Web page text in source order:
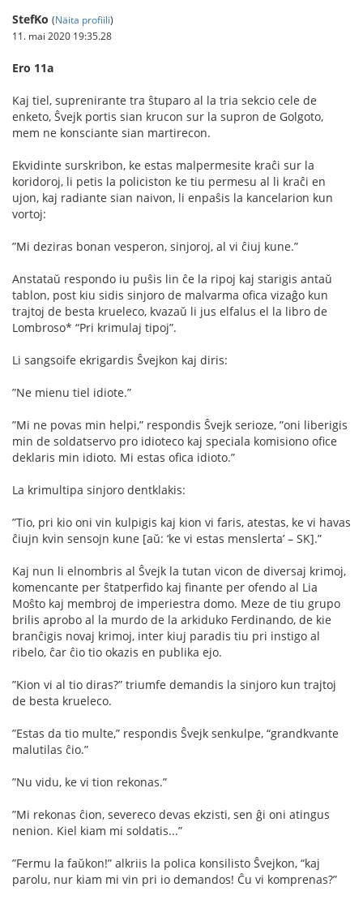
StefKo (Näita profiili)
11. mai 2020 19:35.28
Ero 11a
Kaj tiel, suprenirante tra ŝtuparo al la tria sekcio cele de
enketo, Ŝvejk portis sian krucon sur la supron de Golgoto,
mem ne konsciante sian martirecon.
Ekvidinte surskribon, ke estas malpermesite kraĉi sur la
koridoroj, li petis la policiston ke tiu permesu al li kraĉi en
ujon, kaj radiante sian naivon, li enpaŝis la kancelarion kun
vortoj:
”Mi deziras bonan vesperon, sinjoroj, al vi ĉiuj kune.”
Anstataŭ respondo iu puŝis lin ĉe la ripoj kaj starigis antaŭ
tablon, post kiu sidis sinjoro de malvarma oﬁca vizaĝo kun
trajtoj de besta krueleco, kvazaŭ li jus elfalus el la libro de
Lombroso* “Pri krimulaj tipoj”.
Li sangsoife ekrigardis Ŝvejkon kaj diris:
”Ne mienu tiel idiote.”
”Mi ne povas min helpi,” respondis Ŝvejk serioze, ”oni liberigis
min de soldatservo pro idioteco kaj speciala komisiono oﬁce
deklaris min idioto. Mi estas oﬁca idioto.”
La krimultipa sinjoro dentklakis:
”Tio, pri kio oni vin kulpigis kaj kion vi faris, atestas, ke vi havas
ĉiujn kvin sensojn kune [aŭ: ‘ke vi estas menslerta’ – SK].”
Kaj nun li elnombris al Ŝvejk la tutan vicon de diversaj krimoj,
komencante per ŝtatperﬁdo kaj ﬁnante per ofendo al Lia
Moŝto kaj membroj de imperiestra domo. Meze de tiu grupo
brilis aprobo al la murdo de la arkiduko Ferdinando, de kie
branĉigis novaj krimoj, inter kiuj paradis tiu pri instigo al
ribelo, ĉar ĉio tio okazis en publika ejo.
”Kion vi al tio diras?” triumfe demandis la sinjoro kun trajtoj
de besta krueleco.
”Estas da tio multe,” respondis Ŝvejk senkulpe, “grandkvante
malutilas ĉio.”
”Nu vidu, ke vi tion rekonas.”
”Mi rekonas ĉion, severeco devas ekzisti, sen ĝi oni atingus
nenion. Kiel kiam mi soldatis...”
”Fermu la faŭkon!” alkriis la polica konsilisto Ŝvejkon, “kaj
parolu, nur kiam mi vin pri io demandos! Ĉu vi komprenas?”